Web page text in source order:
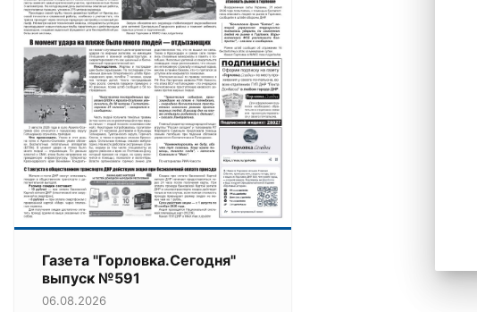
Газета "Горловка.Сегодня"
выпуск №591
06.08.2026